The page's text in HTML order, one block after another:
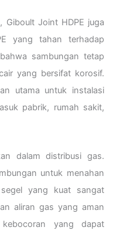
Giboult Joint HDPE juga
yang tahan terhadap
sambungan tetap
yang bersifat korosif.
utama untuk instalasi
pabrik, rumah sakit,
dalam distribusi gas.
untuk menahan
yang kuat sangat
aliran gas yang aman
yang dapat